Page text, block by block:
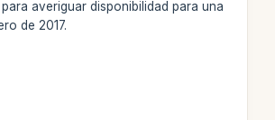
averiguar disponibilidad para una
de 2017.